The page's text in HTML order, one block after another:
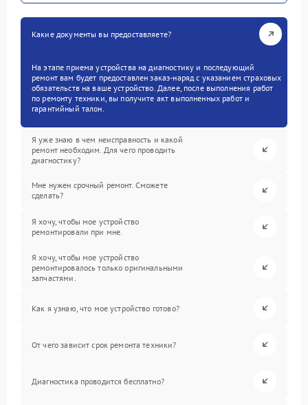
Какие документы вы предоставляете?
На этапе приема устройства на диагностику и последующий
ремонт вам будет предоставлен заказ-наряд с указанием страховых
обязательств на ваше устройство. Далее, после выполнения работ
по ремонту техники, вы получите акт выполненных работ и
гарантийный талон.
Я уже знаю в чем неисправность и какой
ремонт необходим. Для чего проводить
диагностику?
Мне нужен срочный ремонт. Сможете
сделать?
Я хочу, чтобы мое устройство
ремонтировали при мне.
Я хочу, чтобы мое устройство
ремонтировалось только оригинальными
запчастями.
Как я узнаю, что мое устройство готово?
От чего зависит срок ремонта техники?
Диагностика проводится бесплатно?